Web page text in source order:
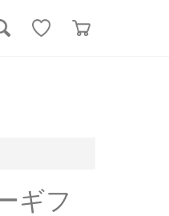
ギフ